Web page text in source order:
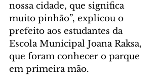
nossa cidade, que significa
muito pinhão”, explicou o
prefeito aos estudantes da
Escola Municipal Joana Raksa,
que foram conhecer o parque
em primeira mão.